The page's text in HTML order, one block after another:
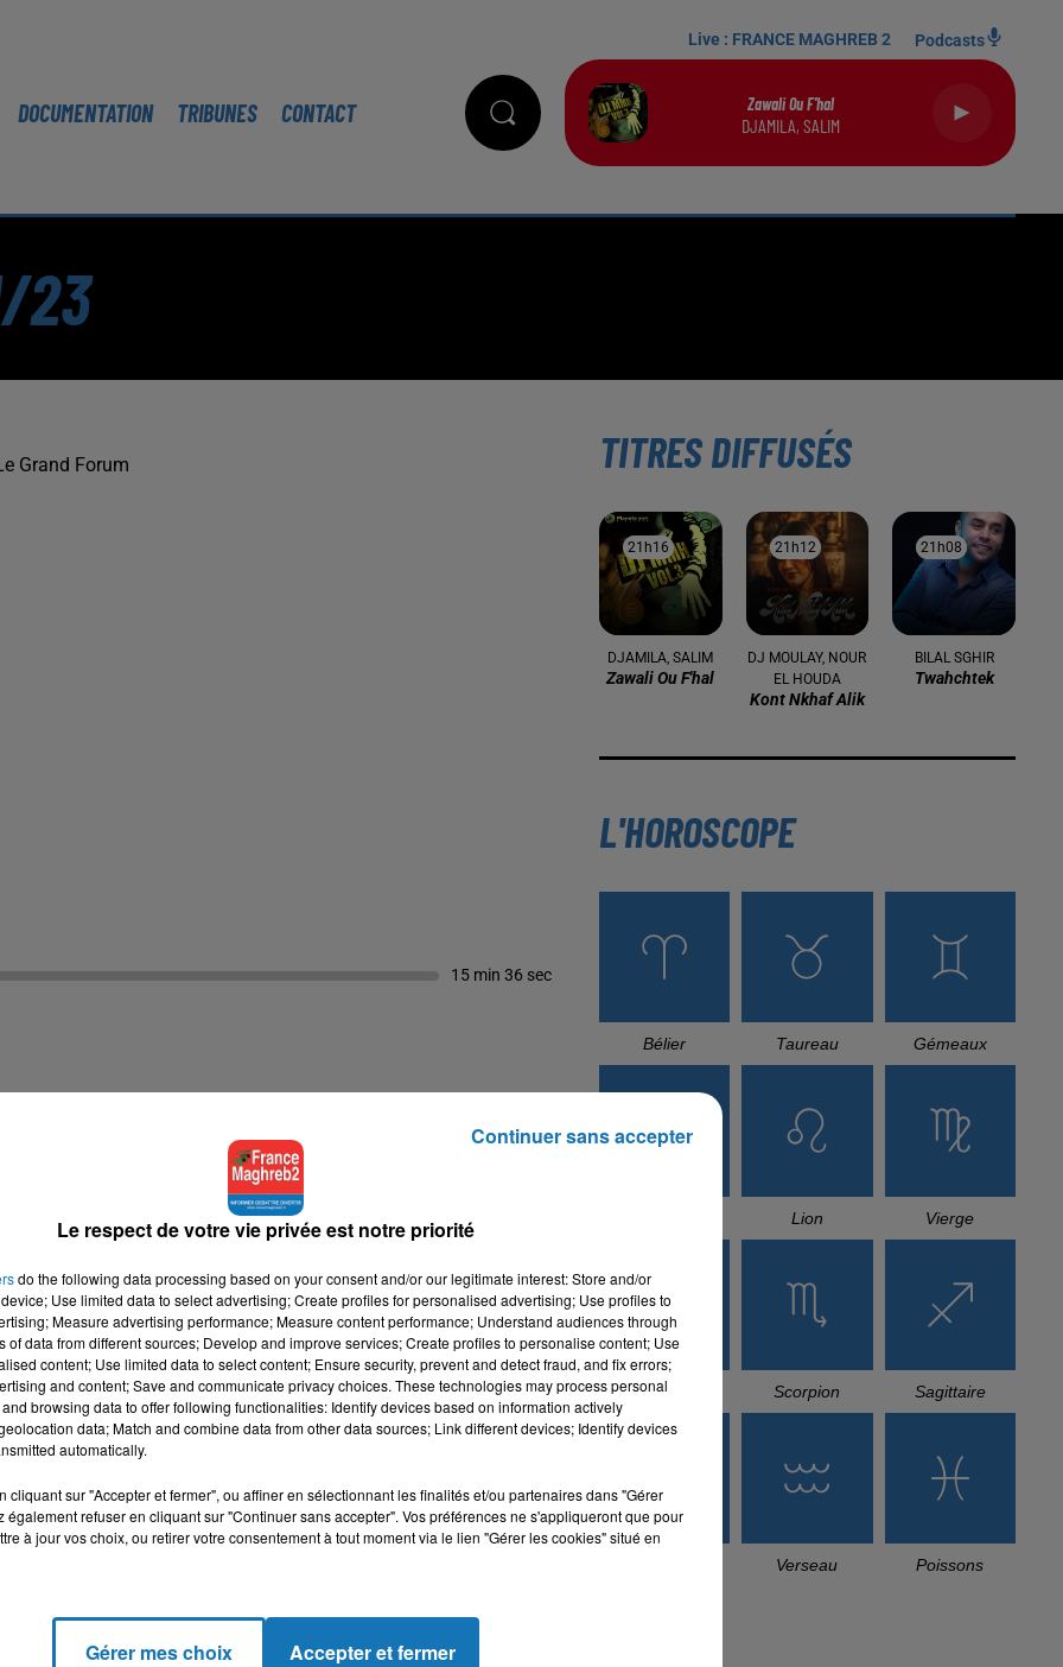
DOCUMENTATION TRIBUNES CONTACT
Live : FRANCE MAGHREB 2 Podcasts
Zawali Ou F'hal
DJAMILA, SALIM
23
Grand Forum
15 min 36 sec
TITRES DIFFUSÉS
21h16
21h16
DJAMILA, SALIM
Zawali Ou F'hal
21h12
21h12
DJ MOULAY, NOUR
EL HOUDA
Kont Nkhaf Alik
21h08
21h08
BILAL SGHIR
Twahchtek
L'HOROSCOPE
Bélier Taureau Gémeaux
Lion Vierge
Balance Scorpion Sagittaire
Verseau Poissons
Le respect de votre vie privée est notre priorité
do the following data processing based on your consent and/or our legitimate interest: Store and/or
Use limited data to select advertising; Create profiles for personalised advertising; Use profiles to
Measure advertising performance; Measure content performance; Understand audiences through
of data from different sources; Develop and improve services; Create profiles to personalise content; Use
content; Use limited data to select content; Ensure security, prevent and detect fraud, and fix errors;
and content; Save and communicate privacy choices. These technologies may process personal
browsing data to offer following functionalities: Identify devices based on information actively
data; Match and combine data from other data sources; Link different devices; Identify devices
automatically.
cliquant sur "Accepter et fermer", ou affiner en sélectionnant les finalités et/ou partenaires dans "Gérer
également refuser en cliquant sur "Continuer sans accepter". Vos préférences ne s'appliqueront que pour
à jour vos choix, ou retirer votre consentement à tout moment via le lien "Gérer les cookies" situé en
Gérer mes choix Accepter et fermer
Continuer sans accepter